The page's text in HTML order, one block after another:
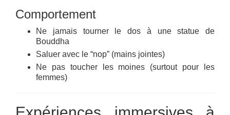
Comportement
Ne jamais tourner le dos à une statue de
Bouddha
Saluer avec le “nop” (mains jointes)
Ne pas toucher les moines (surtout pour les
femmes)